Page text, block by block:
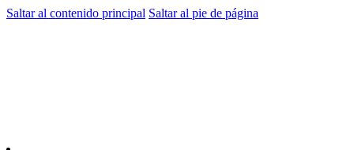
Saltar al contenido principal Saltar al pie de página